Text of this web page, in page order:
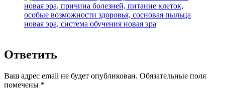
Ответить
Ваш адрес email не будет опубликован. Обязательные поля
помечены *